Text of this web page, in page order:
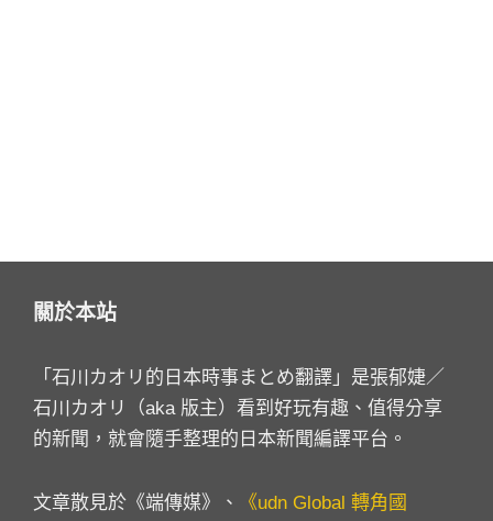
關於本站
「石川カオリ的日本時事まとめ翻譯」是張郁婕／
石川カオリ（aka 版主）看到好玩有趣、值得分享
的新聞，就會隨手整理的日本新聞編譯平台。
文章散見於《端傳媒》、
《udn Global 轉角國